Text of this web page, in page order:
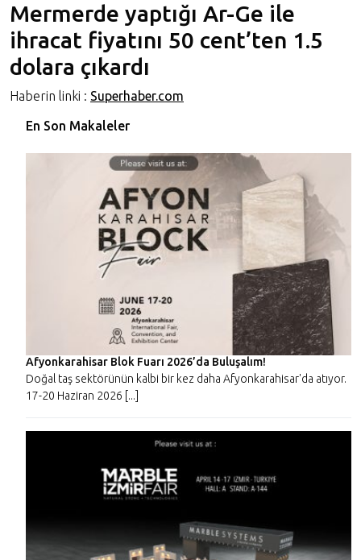
Mermerde yaptığı Ar-Ge ile
ihracat fiyatını 50 cent’ten 1.5
dolara çıkardı
Haberin linki : Superhaber.com
En Son Makaleler
Afyonkarahisar Blok Fuarı 2026’da Buluşalım!
Doğal taş sektörünün kalbi bir kez daha Afyonkarahisar'da atıyor.
17-20 Haziran 2026 [...]